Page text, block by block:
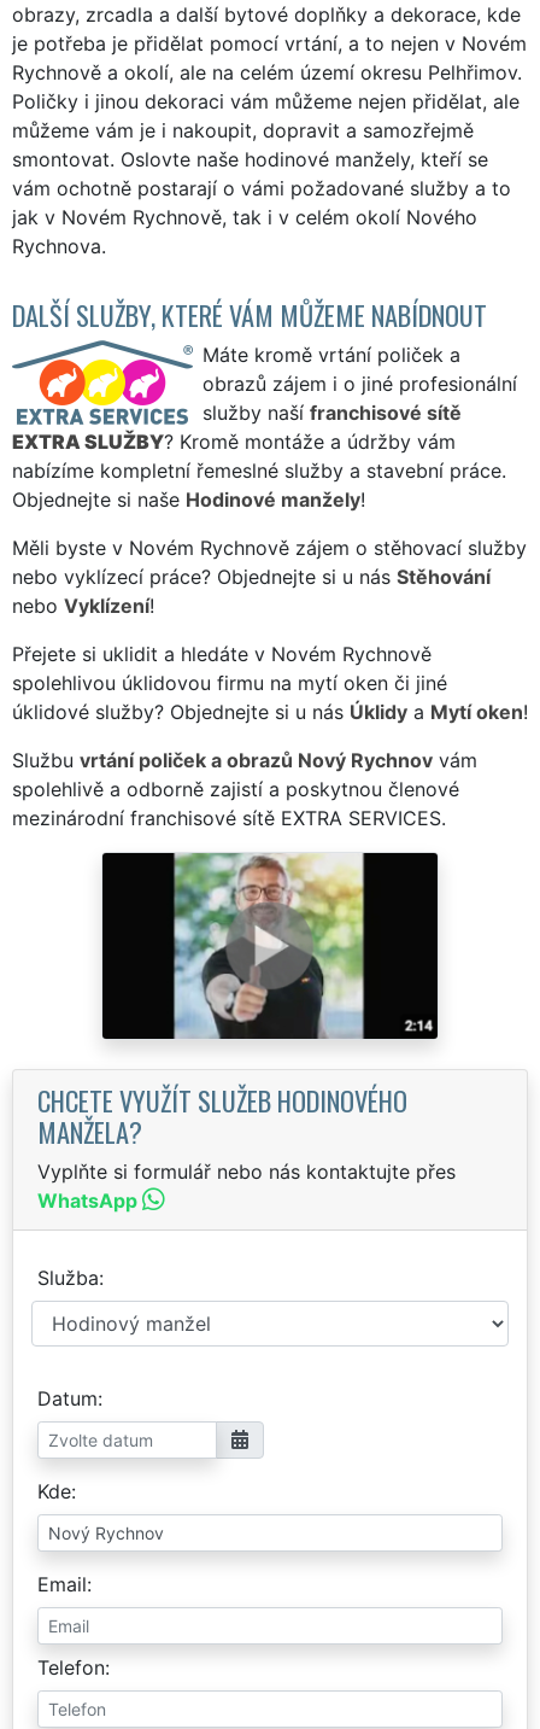
obrazy, zrcadla a další bytové doplňky a dekorace, kde
je potřeba je přidělat pomocí vrtání, a to nejen v Novém
Rychnově a okolí, ale na celém území okresu Pelhřimov.
Poličky i jinou dekoraci vám můžeme nejen přidělat, ale
můžeme vám je i nakoupit, dopravit a samozřejmě
smontovat. Oslovte naše hodinové manžely, kteří se
vám ochotně postarají o vámi požadované služby a to
jak v Novém Rychnově, tak i v celém okolí Nového
Rychnova.
DALŠÍ SLUŽBY, KTERÉ VÁM MŮŽEME NABÍDNOUT
Máte kromě vrtání poliček a
obrazů zájem i o jiné profesionální
služby naší franchisové sítě
EXTRA SLUŽBY? Kromě montáže a údržby vám
nabízíme kompletní řemeslné služby a stavební práce.
Objednejte si naše Hodinové manžely!
Měli byste v Novém Rychnově zájem o stěhovací služby
nebo vyklízecí práce? Objednejte si u nás Stěhování
nebo Vyklízení!
Přejete si uklidit a hledáte v Novém Rychnově
spolehlivou úklidovou firmu na mytí oken či jiné
úklidové služby? Objednejte si u nás Úklidy a Mytí oken!
Službu vrtání poliček a obrazů Nový Rychnov vám
spolehlivě a odborně zajistí a poskytnou členové
mezinárodní franchisové sítě EXTRA SERVICES.
CHCETE VYUŽÍT SLUŽEB HODINOVÉHO
MANŽELA?
Vyplňte si formulář nebo nás kontaktujte přes
WhatsApp
Služba
Datum
Kde
Email
Telefon